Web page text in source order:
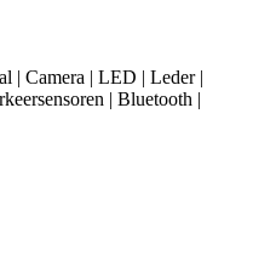
| Camera | LED | Leder |
| Bluetooth |